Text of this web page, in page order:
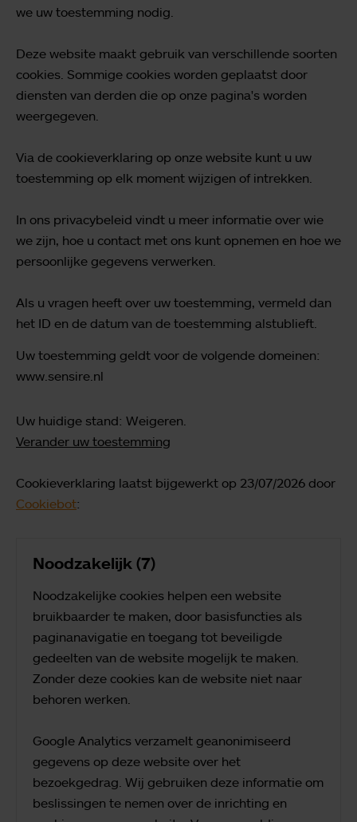
we uw toestemming nodig.
Deze website maakt gebruik van verschillende soorten
cookies. Sommige cookies worden geplaatst door
diensten van derden die op onze pagina's worden
weergegeven.
Via de cookieverklaring op onze website kunt u uw
toestemming op elk moment wijzigen of intrekken.
In ons privacybeleid vindt u meer informatie over wie
we zijn, hoe u contact met ons kunt opnemen en hoe we
persoonlijke gegevens verwerken.
Als u vragen heeft over uw toestemming, vermeld dan
het ID en de datum van de toestemming alstublieft.
Uw toestemming geldt voor de volgende domeinen:
www.sensire.nl
Uw huidige stand: Weigeren.
Verander uw toestemming
Cookieverklaring laatst bijgewerkt op 23/07/2026 door
Cookiebot:
Noodzakelijk (7)
Noodzakelijke cookies helpen een website
bruikbaarder te maken, door basisfuncties als
paginanavigatie en toegang tot beveiligde
gedeelten van de website mogelijk te maken.
Zonder deze cookies kan de website niet naar
behoren werken.
Google Analytics verzamelt geanonimiseerd
gegevens op deze website over het
bezoekgedrag. Wij gebruiken deze informatie om
beslissingen te nemen over de inrichting en